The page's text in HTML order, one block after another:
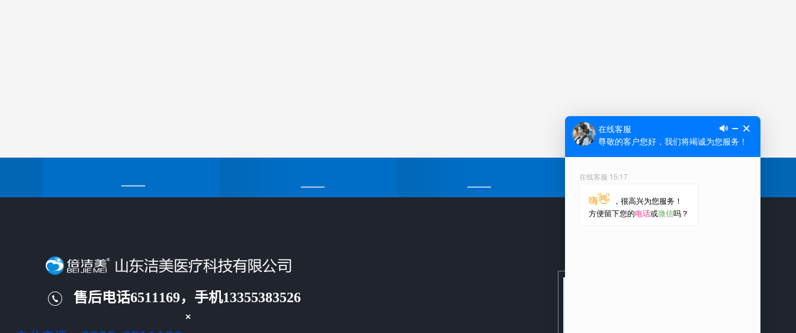
—— —— ——
售后电话6511169，手机13355383526
×